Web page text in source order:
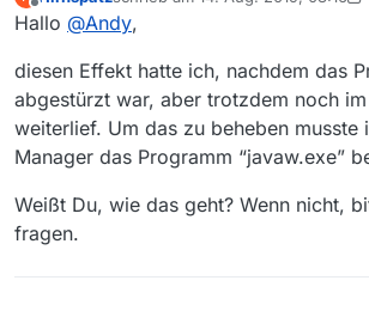
Offline zuletzt editiert von Hirnspatz
Hallo @Andy,
diesen Effekt hatte ich, nachdem das
abgestürzt war, aber trotzdem noch
weiterlief. Um das zu beheben musste
Manager das Programm “javaw.exe”
Weißt Du, wie das geht? Wenn nicht,
fragen.